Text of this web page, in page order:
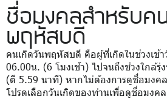
ชื่อมงคลสำหรับค
พฤหัสบดี
คนเกิดวันพฤหัสบดี คือผู้ที่เกิดในช่วงเช้
06.00น. (6 โมงเช้า) ไปจนถึงช่วงใกล้รุ่
(ตี 5.59 นาที) หากไม่ต้องการดูชื่อมงค
โปรดเลือกวันเกิดของท่านเพื่อดูชื่อมงค